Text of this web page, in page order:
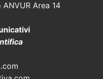
Area 14